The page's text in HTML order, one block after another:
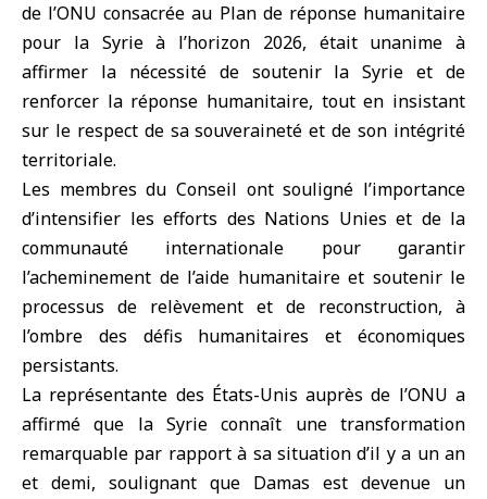
de l’ONU consacrée au Plan de réponse humanitaire
pour la Syrie à l’horizon 2026, était unanime à
affirmer la nécessité de soutenir la Syrie et de
renforcer la réponse humanitaire, tout en insistant
sur le respect de sa souveraineté et de son intégrité
territoriale.
Les membres du Conseil ont souligné l’importance
d’intensifier les efforts des Nations Unies et de la
communauté internationale pour garantir
l’acheminement de l’aide humanitaire et soutenir le
processus de relèvement et de reconstruction, à
l’ombre des défis humanitaires et économiques
persistants.
La représentante des États-Unis auprès de l’ONU a
affirmé que la Syrie connaît une transformation
remarquable par rapport à sa situation d’il y a un an
et demi, soulignant que Damas est devenue un